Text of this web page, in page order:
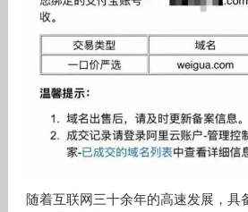
随着互联网三十余年的高速发展，具